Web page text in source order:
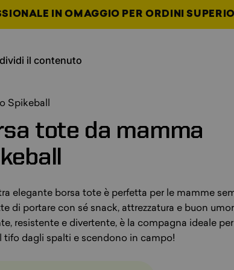
IN OMAGGIO PER ORDINI
il contenuto
Spikeball
tote da mamma
elegante borsa tote è perfetta per le mamme
di portare con sé snack, attrezzatura e buon
resistente e divertente, è la compagna ideale
tifo dagli spalti e scendono in campo!
in una nuova scheda
in una nuova scheda
in una nuova scheda